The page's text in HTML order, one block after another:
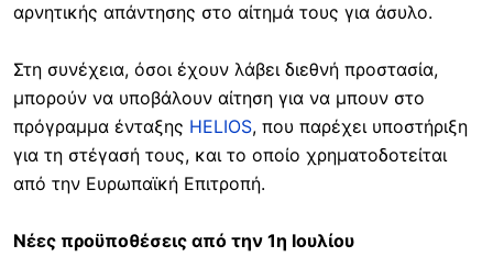
αρνητικής απάντησης στο αίτημά τους για άσυλο.
Στη συνέχεια, όσοι έχουν λάβει διεθνή προστασία,
μπορούν να υποβάλουν αίτηση για να μπουν στο
πρόγραμμα ένταξης HELIOS, που παρέχει υποστήριξη
για τη στέγασή τους, και το οποίο χρηματοδοτείται
από την Ευρωπαϊκή Επιτροπή.
Νέες προϋποθέσεις από την 1η Ιουλίου